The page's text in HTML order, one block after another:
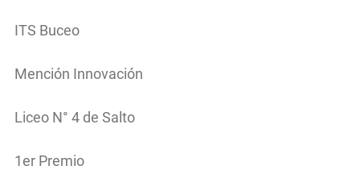
ITS Buceo
Mención Innovación
Liceo N° 4 de Salto
1er Premio